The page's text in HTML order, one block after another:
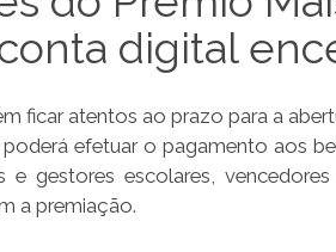
digital
ficar atentos ao prazo para a
efetuar o pagamento aos
e gestores escolares,
a premiação.